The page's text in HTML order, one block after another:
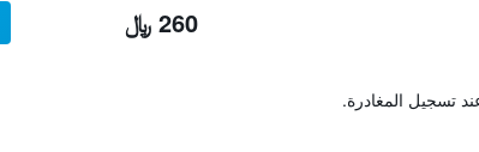
260 ﷼
تسجيل المغادرة.